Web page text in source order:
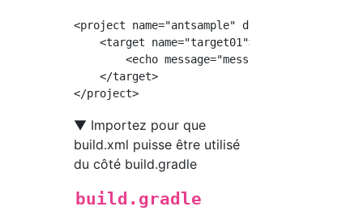
<project name="antsample"
    <target name="target01">
        <echo message="message01" />
    </target>
▼ Importez pour que
build.xml puisse être utilisé
du côté build.gradle
build.gradle